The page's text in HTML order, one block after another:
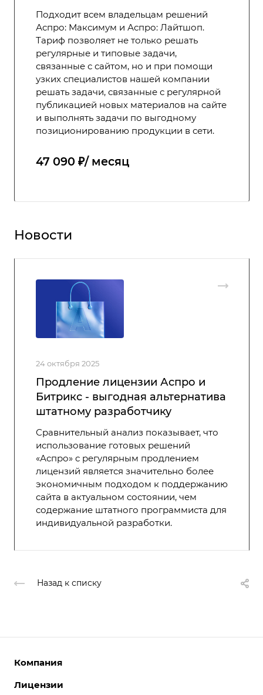
Подходит всем владельцам решений
Аспро: Максимум и Аспро: Лайтшоп.
Тариф позволяет не только решать
регулярные и типовые задачи,
связанные с сайтом, но и при помощи
узких специалистов нашей компании
решать задачи, связанные с регулярной
публикацией новых материалов на сайте
и выполнять задачи по выгодному
позиционированию продукции в сети.
47 090 ₽/ месяц
Новости
24 октября 2025
Продление лицензии Аспро и
Битрикс - выгодная альтернатива
штатному разработчику
Сравнительный анализ показывает, что
использование готовых решений
«Аспро» с регулярным продлением
лицензий является значительно более
экономичным подходом к поддержанию
сайта в актуальном состоянии, чем
содержание штатного программиста для
индивидуальной разработки.
Назад к списку
Компания
О компании
Лицензии